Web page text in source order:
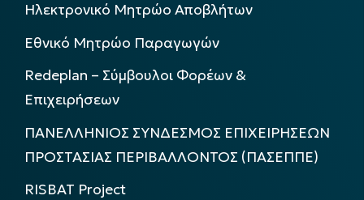
Ηλεκτρονικό Μητρώο Αποβλήτων
Εθνικό Μητρώο Παραγωγών
Redeplan – Σύμβουλοι Φορέων &
Επιχειρήσεων
ΠΑΝΕΛΛΗΝΙΟΣ ΣΥΝΔΕΣΜΟΣ ΕΠΙΧΕΙΡΗΣΕΩΝ
ΠΡΟΣΤΑΣΙΑΣ ΠΕΡΙΒΑΛΛΟΝΤΟΣ (ΠΑΣΕΠΠΕ)
RISBAT Project